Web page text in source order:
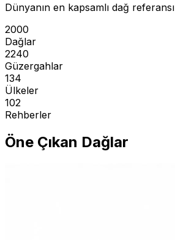
Dünyanın en kapsamlı dağ referansı
2000
Dağlar
2240
Güzergahlar
134
Ülkeler
102
Rehberler
Öne Çıkan Dağlar